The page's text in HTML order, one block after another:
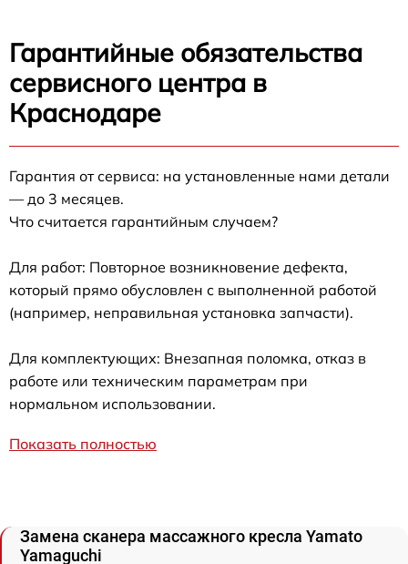
Гарантийные обязательства
сервисного центра в
Краснодаре
Гарантия от сервиса: на установленные нами детали
— до 3 месяцев.
Что считается гарантийным случаем?
Для работ: Повторное возникновение дефекта,
который прямо обусловлен с выполненной работой
(например, неправильная установка запчасти).
Для комплектующих: Внезапная поломка, отказ в
работе или техническим параметрам при
нормальном использовании.
Показать полностью
Замена сканера массажного кресла Yamato
Yamaguchi